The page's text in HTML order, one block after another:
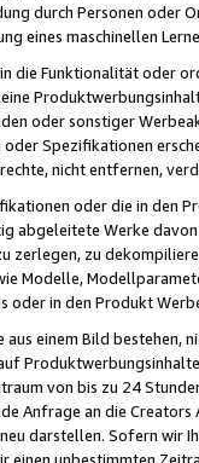
durch Personen
eines maschinellen
die Funktionalität oder
oder sonstiger
Spezifikationen
nicht entfernen,
oder die in
abgeleitete Werke
zerlegen, zu
Modelle,
oder in den Produkt
einem Bild bestehen,
von bis zu 24
Anfrage an die
darstellen. Sofern wir
unbestimmten